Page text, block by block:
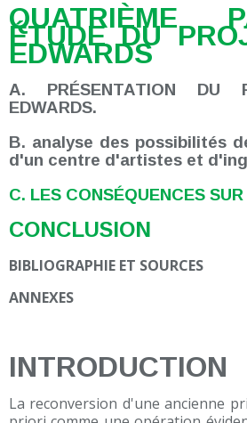
QUATRIÈME
ÉTUDE DU
EDWARDS
A. PRÉSENTATION DU
EDWARDS.
B. analyse des possibilités
d'un centre d'artistes et
C. LES CONSÉQUENCES
CONCLUSION
BIBLIOGRAPHIE ET SOURCES
ANNEXES
INTRODUCTION
La reconversion d'une ancienne